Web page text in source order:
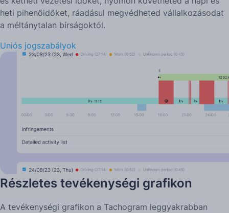
heti pihenőidőket, ráadásul megvédheted vállalkozásodat
a méltánytalan bírságoktól.
Uniós jogszabályok
Részletes tevékenységi grafikon
A tevékenységi grafikon a Tachogram leggyakrabban